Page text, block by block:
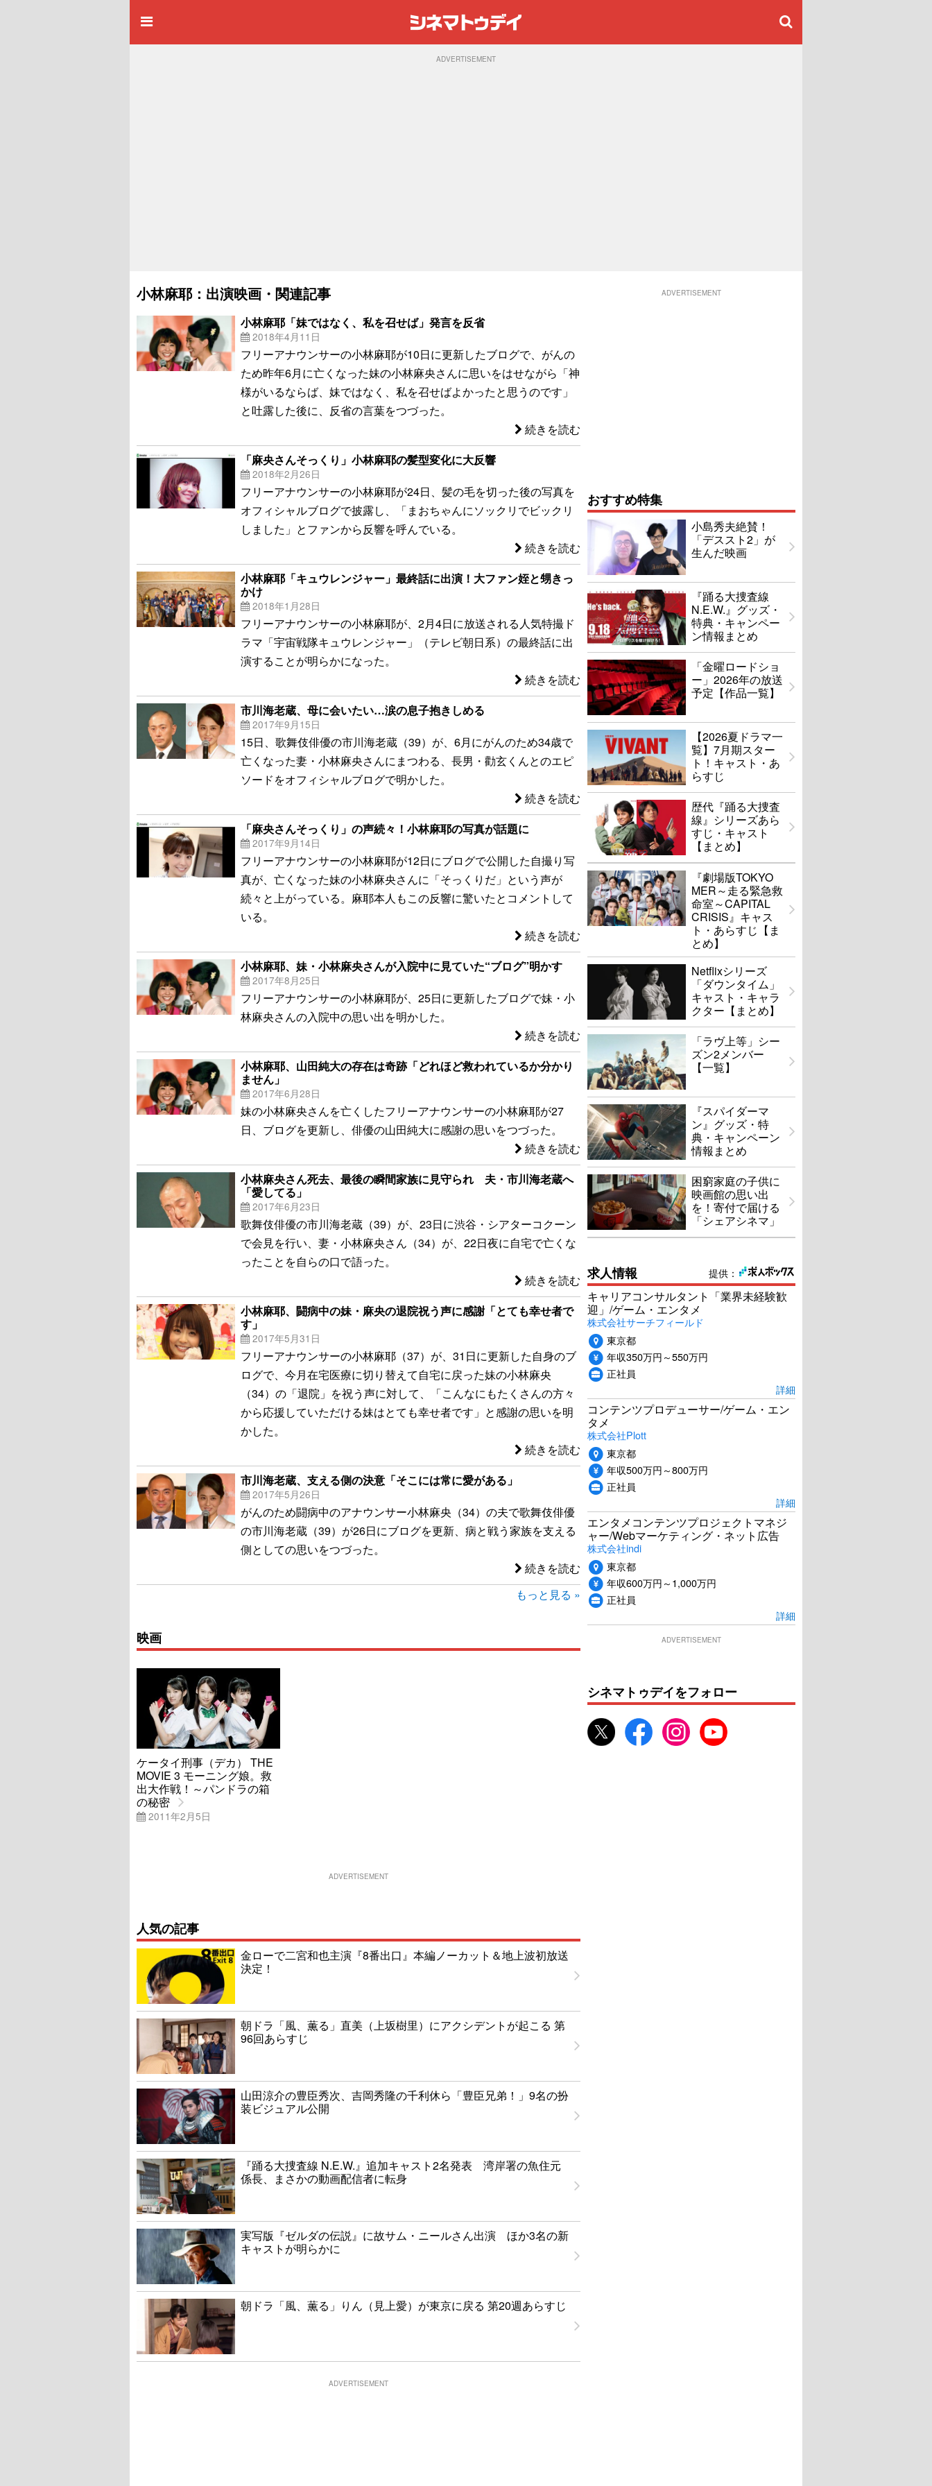
ADVERTISEMENT
小林麻耶：出演映画・関連記事
小林麻耶「妹ではなく、私を召せば」発言を反省
2018年4月11日
フリーアナウンサーの小林麻耶が10日に更新したブログで、がんの
ため昨年6月に亡くなった妹の小林麻央さんに思いをはせながら「神
様がいるならば、妹ではなく、私を召せばよかったと思うのです」
と吐露した後に、反省の言葉をつづった。
続きを読む
「麻央さんそっくり」小林麻耶の髪型変化に大反響
2018年2月26日
フリーアナウンサーの小林麻耶が24日、髪の毛を切った後の写真を
オフィシャルブログで披露し、「まおちゃんにソックリでビックリ
しました」とファンから反響を呼んでいる。
続きを読む
小林麻耶「キュウレンジャー」最終話に出演！大ファン姪と甥きっ
かけ
2018年1月28日
フリーアナウンサーの小林麻耶が、2月4日に放送される人気特撮ド
ラマ「宇宙戦隊キュウレンジャー」（テレビ朝日系）の最終話に出
演することが明らかになった。
続きを読む
市川海老蔵、母に会いたい…涙の息子抱きしめる
2017年9月15日
15日、歌舞伎俳優の市川海老蔵（39）が、6月にがんのため34歳で
亡くなった妻・小林麻央さんにまつわる、長男・勸玄くんとのエピ
ソードをオフィシャルブログで明かした。
続きを読む
「麻央さんそっくり」の声続々！小林麻耶の写真が話題に
2017年9月14日
フリーアナウンサーの小林麻耶が12日にブログで公開した自撮り写
真が、亡くなった妹の小林麻央さんに「そっくりだ」という声が
続々と上がっている。麻耶本人もこの反響に驚いたとコメントして
いる。
続きを読む
小林麻耶、妹・小林麻央さんが入院中に見ていた“ブログ”明かす
2017年8月25日
フリーアナウンサーの小林麻耶が、25日に更新したブログで妹・小
林麻央さんの入院中の思い出を明かした。
続きを読む
小林麻耶、山田純大の存在は奇跡「どれほど救われているか分かり
ません」
2017年6月28日
妹の小林麻央さんを亡くしたフリーアナウンサーの小林麻耶が27
日、ブログを更新し、俳優の山田純大に感謝の思いをつづった。
続きを読む
小林麻央さん死去、最後の瞬間家族に見守られ 夫・市川海老蔵へ
「愛してる」
2017年6月23日
歌舞伎俳優の市川海老蔵（39）が、23日に渋谷・シアターコクーン
で会見を行い、妻・小林麻央さん（34）が、22日夜に自宅で亡くな
ったことを自らの口で語った。
続きを読む
小林麻耶、闘病中の妹・麻央の退院祝う声に感謝「とても幸せ者で
す」
2017年5月31日
フリーアナウンサーの小林麻耶（37）が、31日に更新した自身のブ
ログで、今月在宅医療に切り替えて自宅に戻った妹の小林麻央
（34）の「退院」を祝う声に対して、「こんなにもたくさんの方々
から応援していただける妹はとても幸せ者です」と感謝の思いを明
かした。
続きを読む
市川海老蔵、支える側の決意「そこには常に愛がある」
2017年5月26日
がんのため闘病中のアナウンサー小林麻央（34）の夫で歌舞伎俳優
の市川海老蔵（39）が26日にブログを更新、病と戦う家族を支える
側としての思いをつづった。
続きを読む
もっと見る »
映画
ケータイ刑事（デカ） THE
MOVIE 3 モーニング娘。救
出大作戦！～パンドラの箱
の秘密
2011年2月5日
ADVERTISEMENT
人気の記事
金ローで二宮和也主演『8番出口』本編ノーカット＆地上波初放送
決定！
朝ドラ「風、薫る」直美（上坂樹里）にアクシデントが起こる 第
96回あらすじ
山田涼介の豊臣秀次、吉岡秀隆の千利休ら「豊臣兄弟！」9名の扮
装ビジュアル公開
『踊る大捜査線 N.E.W.』追加キャスト2名発表 湾岸署の魚住元
係長、まさかの動画配信者に転身
実写版『ゼルダの伝説』に故サム・ニールさん出演 ほか3名の新
キャストが明らかに
朝ドラ「風、薫る」りん（見上愛）が東京に戻る 第20週あらすじ
ADVERTISEMENT
ADVERTISEMENT
おすすめ特集
小島秀夫絶賛！
「デススト2」が
生んだ映画
『踊る大捜査線
N.E.W.』グッズ・
特典・キャンペー
ン情報まとめ
「金曜ロードショ
ー」2026年の放送
予定【作品一覧】
【2026夏ドラマ一
覧】7月期スター
ト！キャスト・あ
らすじ
歴代『踊る大捜査
線』シリーズあら
すじ・キャスト
【まとめ】
『劇場版TOKYO
MER～走る緊急救
命室～CAPITAL
CRISIS』キャス
ト・あらすじ【ま
とめ】
Netflixシリーズ
「ダウンタイム」
キャスト・キャラ
クター【まとめ】
「ラヴ上等」シー
ズン2メンバー
【一覧】
『スパイダーマ
ン』グッズ・特
典・キャンペーン
情報まとめ
困窮家庭の子供に
映画館の思い出
を！寄付で届ける
「シェアシネマ」
提供：
求人情報
キャリアコンサルタント「業界未経験歓
迎」/ゲーム・エンタメ
株式会社サーチフィールド
東京都
年収350万円～550万円
正社員
詳細
コンテンツプロデューサー/ゲーム・エン
タメ
株式会社Plott
東京都
年収500万円～800万円
正社員
詳細
エンタメコンテンツプロジェクトマネジ
ャー/Webマーケティング・ネット広告
株式会社indi
東京都
年収600万円～1,000万円
正社員
詳細
ADVERTISEMENT
シネマトゥデイをフォロー